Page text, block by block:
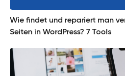
Wie findet und repariert man
Seiten in WordPress? 7 Tools